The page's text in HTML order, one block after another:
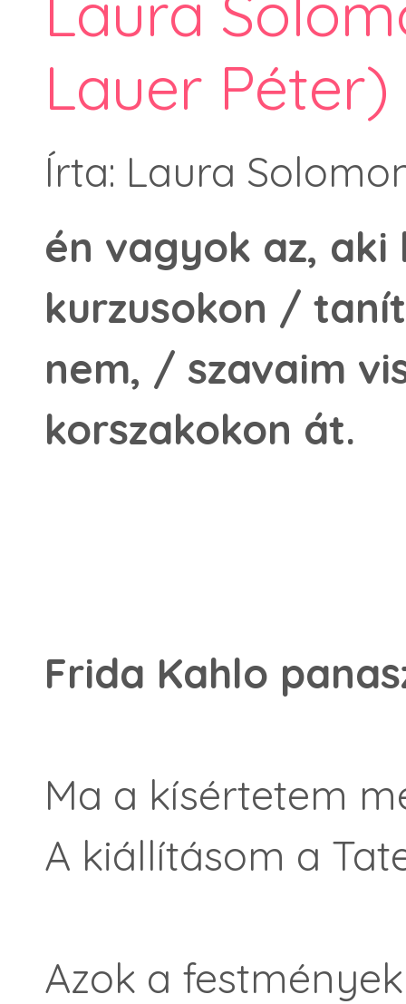
Lauer Péter)
Írta: Laura
én vagyok az,
kurzusokon /
nem, / szavaim
korszakokon át.
Frida Kahlo
Ma a kísértetem
A kiállításom a
Azok a